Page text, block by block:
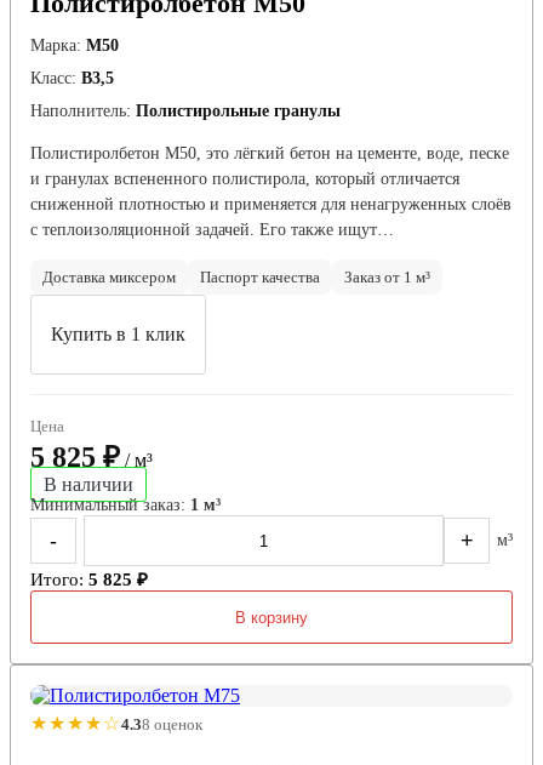
Марка: М50
Класс: В3,5
Наполнитель: Полистирольные гранулы
Полистиролбетон М50, это лёгкий бетон на цементе, воде, песке
и гранулах вспененного полистирола, который отличается
сниженной плотностью и применяется для ненагруженных слоёв
с теплоизоляционной задачей. Его также ищут…
Доставка миксером Паспорт качества Заказ от 1 м³
Купить в 1 клик
Цена
5 825 ₽ / м³
В наличии
Минимальный заказ: 1 м³
- + м³
Итого: 5 825 ₽
В корзину
★★★★☆4.38 оценок